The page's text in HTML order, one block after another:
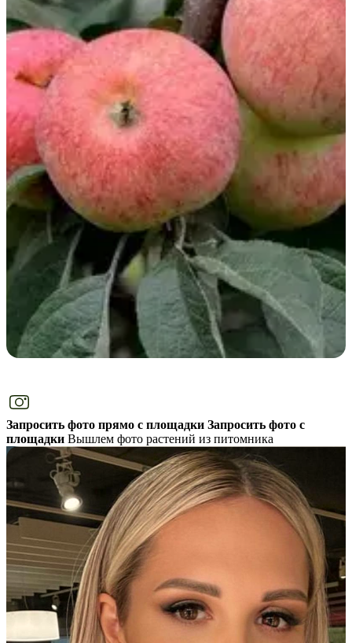
Запросить фото прямо с площадки Запросить фото с
площадки Вышлем фото растений из питомника